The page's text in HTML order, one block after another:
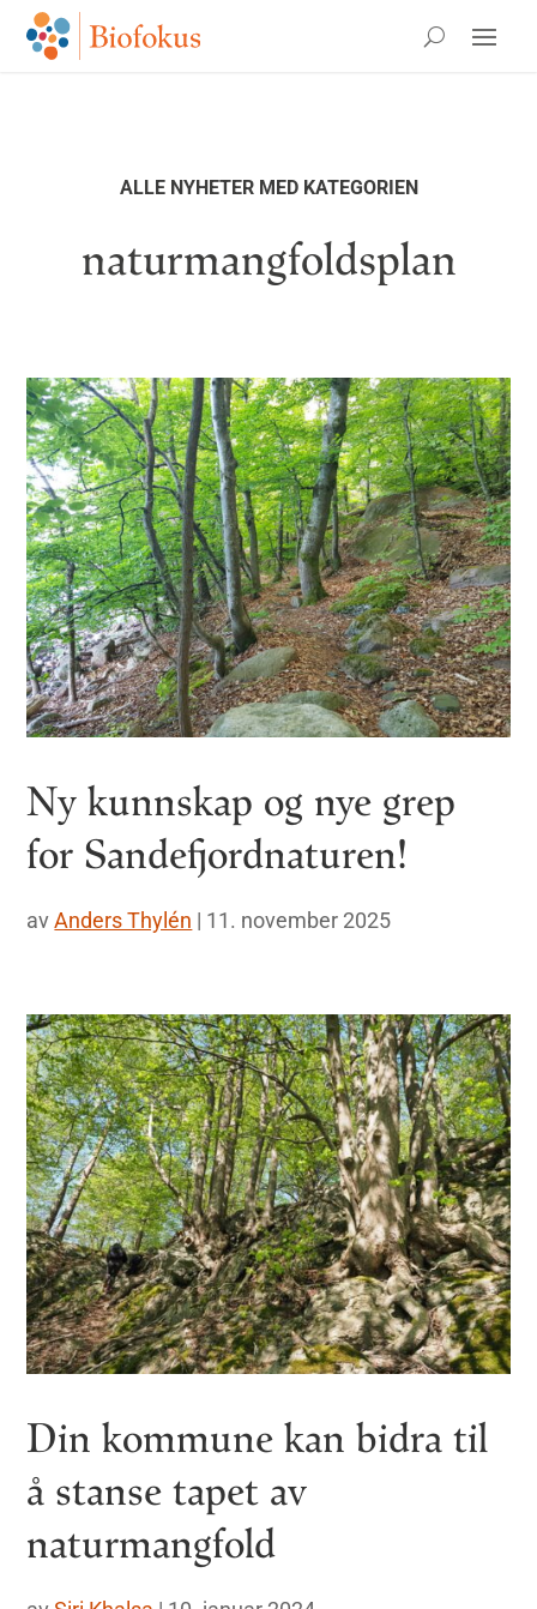
ALLE NYHETER MED KATEGORIEN
naturmangfoldsplan
Ny kunnskap og nye grep
for Sandefjordnaturen!
avAnders Thylén | 11. november 2025
Din kommune kan bidra til
å stanse tapet av
naturmangfold